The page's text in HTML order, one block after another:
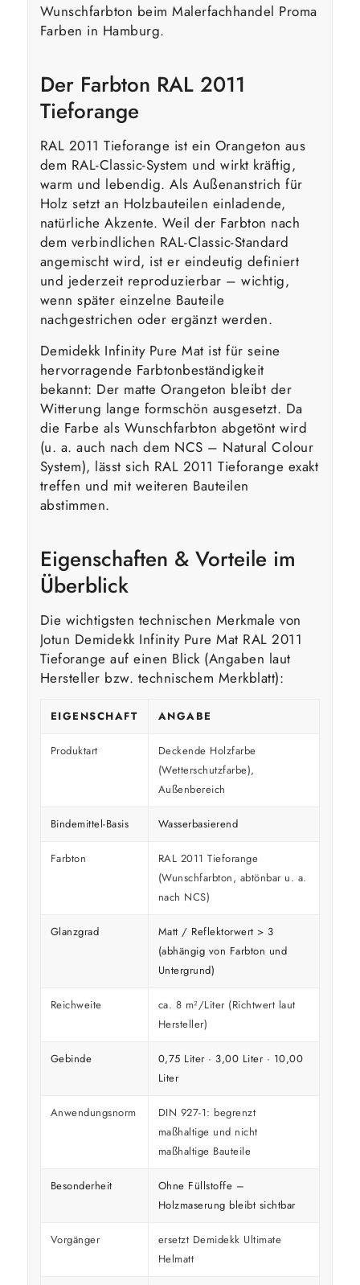
Wunschfarbton beim Malerfachhandel Proma
Farben in Hamburg.
Der Farbton RAL 2011
Tieforange
RAL 2011 Tieforange ist ein Orangeton aus
dem RAL-Classic-System und wirkt kräftig,
warm und lebendig. Als Außenanstrich für
Holz setzt an Holzbauteilen einladende,
natürliche Akzente. Weil der Farbton nach
dem verbindlichen RAL-Classic-Standard
angemischt wird, ist er eindeutig definiert
und jederzeit reproduzierbar – wichtig,
wenn später einzelne Bauteile
nachgestrichen oder ergänzt werden.
Demidekk Infinity Pure Mat ist für seine
hervorragende Farbtonbeständigkeit
bekannt: Der matte Orangeton bleibt der
Witterung lange formschön ausgesetzt. Da
die Farbe als Wunschfarbton abgetönt wird
(u. a. auch nach dem NCS – Natural Colour
System), lässt sich RAL 2011 Tieforange exakt
treffen und mit weiteren Bauteilen
abstimmen.
Eigenschaften & Vorteile im
Überblick
Die wichtigsten technischen Merkmale von
Jotun Demidekk Infinity Pure Mat RAL 2011
Tieforange auf einen Blick (Angaben laut
Hersteller bzw. technischem Merkblatt):
EIGENSCHAFT ANGABE
Produktart
Deckende Holzfarbe
(Wetterschutzfarbe),
Außenbereich
Bindemittel-Basis Wasserbasierend
Farbton
RAL 2011 Tieforange
(Wunschfarbton, abtönbar u. a.
nach NCS)
Glanzgrad
Matt / Reflektorwert > 3
(abhängig von Farbton und
Untergrund)
Reichweite
ca. 8 m²/Liter (Richtwert laut
Hersteller)
Gebinde
0,75 Liter · 3,00 Liter · 10,00
Liter
Anwendungsnorm
DIN 927-1: begrenzt
maßhaltige und nicht
maßhaltige Bauteile
Besonderheit
Ohne Füllstoffe –
Holzmaserung bleibt sichtbar
Vorgänger
ersetzt Demidekk Ultimate
Helmatt